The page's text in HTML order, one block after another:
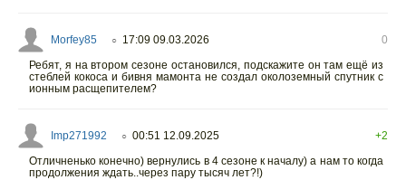
Morfey85 ○ 17:09 09.03.2026
0
Ребят, я на втором сезоне остановился, подскажите он там ещё из
стеблей кокоса и бивня мамонта не создал околоземный спутник с
ионным расщепителем?
Imp271992 ○ 00:51 12.09.2025
+2
Отличненько конечно) вернулись в 4 сезоне к началу) а нам то когда
продолжения ждать..через пару тысяч лет?!)